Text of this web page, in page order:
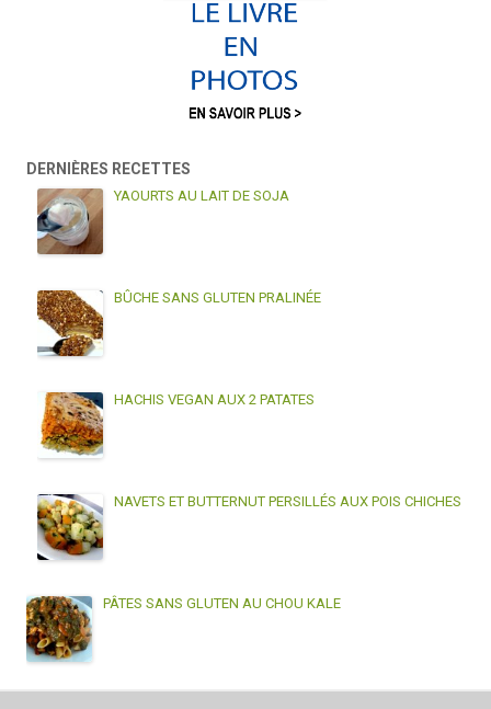
DERNIÈRES RECETTES
YAOURTS AU LAIT DE SOJA
BÛCHE SANS GLUTEN PRALINÉE
HACHIS VEGAN AUX 2 PATATES
NAVETS ET BUTTERNUT PERSILLÉS AUX POIS CHICHES
PÂTES SANS GLUTEN AU CHOU KALE